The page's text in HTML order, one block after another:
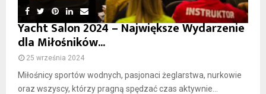
Yacht Salon 2024 – Największe Wydarzenie
dla Miłośników...
25 września 2024
Miłośnicy sportów wodnych, pasjonaci żeglarstwa, nurkowie
oraz wszyscy, którzy pragną spędzać czas aktywnie...